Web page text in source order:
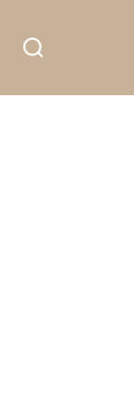
Cerca